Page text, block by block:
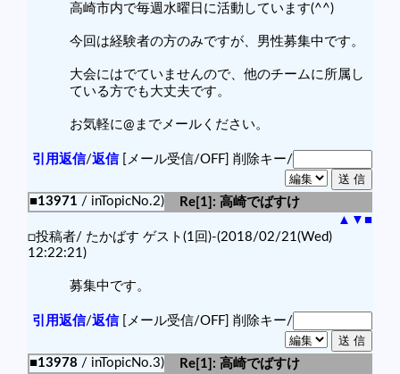
高崎市内で毎週水曜日に活動しています(^^)
今回は経験者の方のみですが、男性募集中です。
大会にはでていませんので、他のチームに所属し
ている方でも大丈夫です。
お気軽に@までメールください。
引用返信/返信[メール受信/OFF] 削除キー/
■13971 / inTopicNo.2)
Re[1]: 高崎でばすけ
▲ ▼ ■
□投稿者/ たかばす ゲスト(1回)-(2018/02/21(Wed)
12:22:21)
募集中です。
引用返信/返信[メール受信/OFF] 削除キー/
■13978 / inTopicNo.3)
Re[1]: 高崎でばすけ